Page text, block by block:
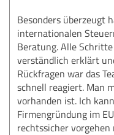
Besonders überzeugt
internationalen
Beratung. Alle
verständlich erklärt
Rückfragen war das
schnell reagiert. Man
vorhanden ist. Ich
Firmengründung im
rechtssicher vorgehen